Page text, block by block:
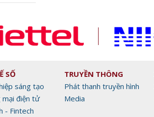
SỐ
sáng tạo
mại điện tử
- Fintech
TRUYỀN THÔNG
Phát thanh truyền hình
Media